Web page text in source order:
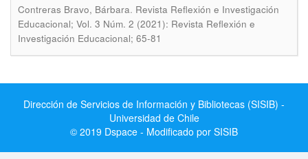
Contreras Bravo, Bárbara. Revista Reflexión e Investigación
Educacional; Vol. 3 Núm. 2 (2021): Revista Reflexión e
Investigación Educacional; 65-81
Dirección de Servicios de Información y Bibliotecas (SISIB) -
Universidad de Chile
© 2019 Dspace - Modificado por SISIB